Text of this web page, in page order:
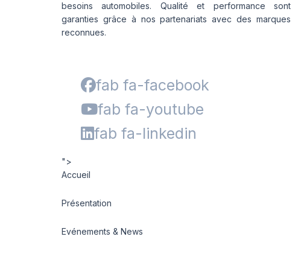
besoins automobiles. Qualité et performance sont
garanties grâce à nos partenariats avec des marques
reconnues.
fab fa-facebook
fab fa-youtube
fab fa-linkedin
">
Accueil
Présentation
Evénements & News